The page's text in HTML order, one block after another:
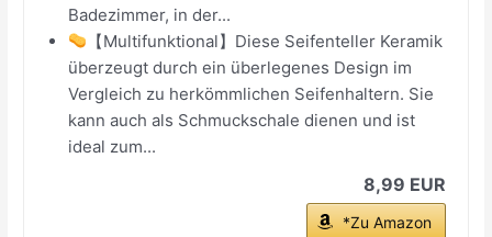
Badezimmer, in der...
【Multifunktional】Diese Seifenteller Keramik
überzeugt durch ein überlegenes Design im
Vergleich zu herkömmlichen Seifenhaltern. Sie
kann auch als Schmuckschale dienen und ist
ideal zum...
8,99 EUR
*Zu Amazon